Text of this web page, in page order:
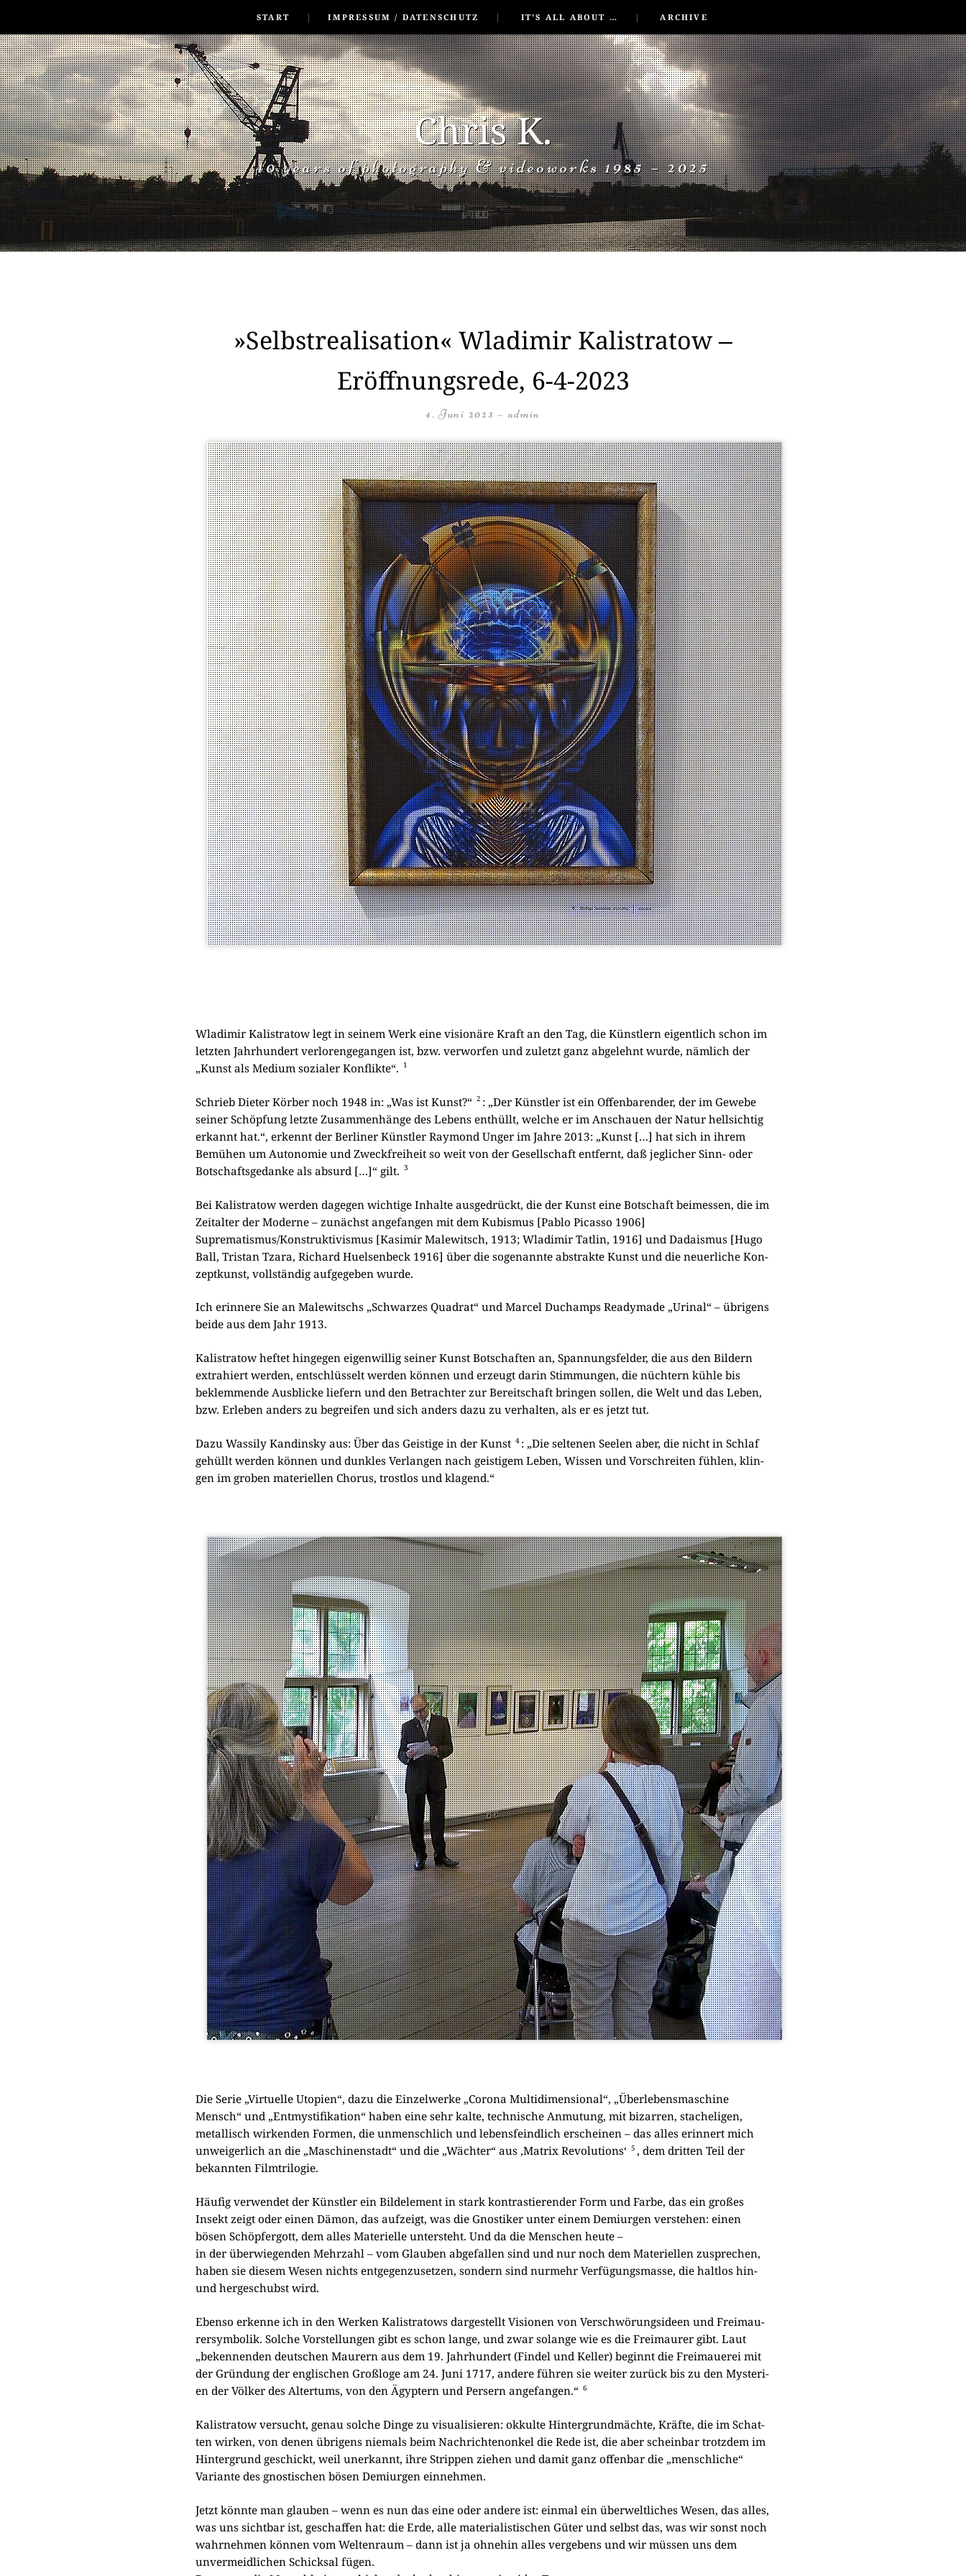
START
IMPRESSUM / DATENSCHUTZ IT’S ALL ABOUT … ARCHIVE
Chris K.
40 years of photography & videoworks 1985 – 2025
»Selbstrealisation« Wladimir Kalistratow ‒
Eröffnungsrede, 6-4-2023
4. Juni 2023 — admin
Wla­di­mir Kali­stra­tow legt in sei­nem Werk eine visio­nä­re Kraft an den Tag, die Künst­lern eigent­lich schon im
letz­ten Jahr­hun­dert ver­lo­ren­ge­gan­gen ist, bzw. ver­wor­fen und zuletzt ganz abge­lehnt wur­de, näm­lich der
„Kunst als Medi­um sozia­ler Kon­flik­te“. 1
Schrieb Die­ter Kör­ber noch 1948 in: „Was ist Kunst?“ 2 : „Der Künst­ler ist ein Offen­ba­ren­der, der im Gewe­be
sei­ner Schöp­fung letz­te Zusam­men­hän­ge des Lebens ent­hüllt, wel­che er im Anschau­en der Natur hell­sich­tig
erkannt hat.“, erkennt der Ber­li­ner Künst­ler Ray­mond Unger im Jah­re 2013: „Kunst […] hat sich in ihrem
Bemü­hen um Auto­no­mie und Zweck­frei­heit so weit von der Gesell­schaft ent­fernt, daß jeg­li­cher Sinn- oder
Bot­schafts­ge­dan­ke als absurd […]“ gilt. 3
Bei Kali­stra­tow wer­den dage­gen wich­ti­ge Inhal­te aus­ge­drückt, die der Kunst eine Bot­schaft bei­mes­sen, die im
Zeit­al­ter der Moder­ne – zunächst ange­fan­gen mit dem Kubis­mus [Pablo Picas­so 1906]
Suprematismus/Konstruktivismus [Kasi­mir Male­witsch, 1913; Wla­di­mir Tat­lin, 1916] und Dada­is­mus [Hugo
Ball, Tri­stan Tzara, Richard Huel­sen­beck 1916] über die soge­nann­te abstrak­te Kunst und die neu­er­li­che Kon­
zept­kunst, voll­stän­dig auf­ge­ge­ben wur­de.
Ich erin­ne­re Sie an Male­witschs „Schwar­zes Qua­drat“ und Mar­cel Duch­amps Rea­dy­ma­de „Uri­nal“ – übri­gens
bei­de aus dem Jahr 1913.
Kali­stra­tow hef­tet hin­ge­gen eigen­wil­lig sei­ner Kunst Bot­schaf­ten an, Span­nungs­fel­der, die aus den Bil­dern
extra­hiert wer­den, ent­schlüs­selt wer­den kön­nen und erzeugt dar­in Stim­mun­gen, die nüch­tern küh­le bis
beklem­men­de Aus­blicke lie­fern und den Betrach­ter zur Bereit­schaft brin­gen sol­len, die Welt und das Leben,
bzw. Erle­ben anders zu begrei­fen und sich anders dazu zu ver­hal­ten, als er es jetzt tut.
Dazu Was­si­ly Kan­din­sky aus: Über das Gei­sti­ge in der Kunst 4 : „Die sel­te­nen See­len aber, die nicht in Schlaf
gehüllt wer­den kön­nen und dunk­les Ver­lan­gen nach gei­sti­gem Leben, Wis­sen und Vor­schrei­ten füh­len, klin­
gen im gro­ben mate­ri­el­len Cho­rus, trost­los und kla­gend.“
Die Serie „Vir­tu­el­le Uto­pien“, dazu die Ein­zel­wer­ke „Coro­na Mul­ti­di­men­sio­nal“, „Über­le­bens­ma­schi­ne
Mensch“ und „Ent­my­sti­fi­ka­ti­on“ haben eine sehr kal­te, tech­ni­sche Anmu­tung, mit bizar­ren, sta­che­li­gen,
metal­lisch wir­ken­den For­men, die unmensch­lich und lebens­feind­lich erschei­nen – das alles erin­nert mich
unwei­ger­lich an die „Maschi­nen­stadt“ und die „Wäch­ter“ aus ‚Matrix Revo­lu­ti­ons‘ 5 , dem drit­ten Teil der
bekann­ten Film­tri­lo­gie.
Häu­fig ver­wen­det der Künst­ler ein Bild­ele­ment in stark kon­tra­stie­ren­der Form und Far­be, das ein gro­ßes
Insekt zeigt oder einen Dämon, das auf­zeigt, was die Gno­sti­ker unter einem Demi­ur­gen ver­ste­hen: einen
bösen Schöp­fer­gott, dem alles Mate­ri­el­le unter­steht. Und da die Men­schen heu­te –
in der über­wie­gen­den Mehr­zahl – vom Glau­ben abge­fal­len sind und nur noch dem Mate­ri­el­len zuspre­chen,
haben sie die­sem Wesen nichts ent­ge­gen­zu­set­zen, son­dern sind nur­mehr Ver­fü­gungs­mas­se, die halt­los hin-
und her­ge­schubst wird.
Eben­so erken­ne ich in den Wer­ken Kali­stra­tows dar­ge­stellt Visio­nen von Ver­schwö­rungs­ideen und Frei­mau­
rer­sym­bo­lik. Sol­che Vor­stel­lun­gen gibt es schon lan­ge, und zwar solan­ge wie es die Frei­mau­rer gibt. Laut
„beken­nen­den deut­schen Mau­rern aus dem 19. Jahr­hun­dert (Fin­del und Kel­ler) beginnt die Frei­maue­rei mit
der Grün­dung der eng­li­schen Groß­lo­ge am 24. Juni 1717, ande­re füh­ren sie wei­ter zurück bis zu den Myste­ri­
en der Völ­ker des Alter­tums, von den Ägyp­tern und Per­sern ange­fan­gen.“ 6
Kali­stra­tow ver­sucht, genau sol­che Din­ge zu visua­li­sie­ren: okkul­te Hin­ter­grund­mäch­te, Kräf­te, die im Schat­
ten wir­ken, von denen übri­gens nie­mals beim Nach­rich­ten­on­kel die Rede ist, die aber schein­bar trotz­dem im
Hin­ter­grund geschickt, weil uner­kannt, ihre Strip­pen zie­hen und damit ganz offen­bar die „mensch­li­che“
Vari­an­te des gno­sti­schen bösen Demi­ur­gen ein­neh­men.
Jetzt könn­te man glau­ben – wenn es nun das eine oder ande­re ist: ein­mal ein über­welt­li­ches Wesen, das alles,
was uns sicht­bar ist, geschaf­fen hat: die Erde, alle mate­ria­li­sti­schen Güter und selbst das, was wir sonst noch
wahr­neh­men kön­nen vom Wel­ten­raum – dann ist ja ohne­hin alles ver­ge­bens und wir müs­sen uns dem
unver­meid­li­chen Schick­sal fügen.